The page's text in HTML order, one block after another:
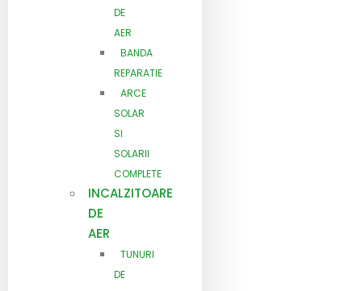
DE
AER
BANDA
REPARATIE
ARCE
SOLAR
SI
SOLARII
COMPLETE
INCALZITOARE
DE
AER
TUNURI
DE